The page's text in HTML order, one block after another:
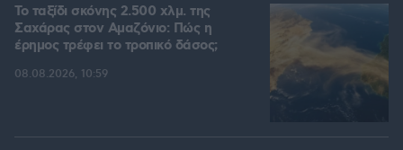
Το ταξίδι σκόνης 2.500 χλμ. της
Σαχάρας στον Αμαζόνιο: Πώς η
έρημος τρέφει το τροπικό δάσος;
08.08.2026, 10:59